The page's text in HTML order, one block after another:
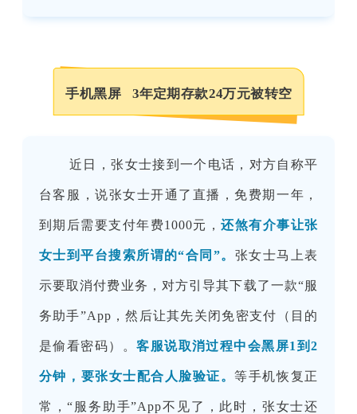
手机黑屏 3年定期存款24万元被转空
近日，张女士接到一个电话，对方自称平
台客服，说张女士开通了直播，免费期一年，
到期后需要支付年费1000元，还煞有介事让张
女士到平台搜索所谓的“合同”。 张女士马上表
示要取消付费业务，对方引导其下载了一款“服
务助手”App，然后让其先关闭免密支付（目的
是偷看密码）。客服说取消过程中会黑屏1到2
分钟，要张女士配合人脸验证。等手机恢复正
常，“服务助手”App不见了，此时，张女士还